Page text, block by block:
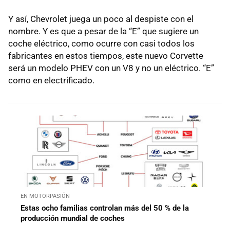
Y así, Chevrolet juega un poco al despiste con el
nombre. Y es que a pesar de la “E” que sugiere un
coche eléctrico, como ocurre con casi todos los
fabricantes en estos tiempos, este nuevo Corvette
será un modelo PHEV con un V8 y no un eléctrico. “E”
como en electrificado.
EN MOTORPASIÓN
Estas ocho familias controlan más del 50 % de la
producción mundial de coches